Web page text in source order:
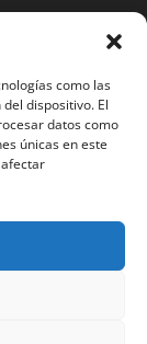
como las
dispositivo. El
datos como
únicas en este